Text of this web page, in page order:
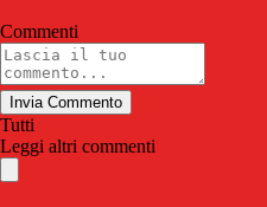
Commenti
Invia Commento
Tutti
Leggi altri commenti